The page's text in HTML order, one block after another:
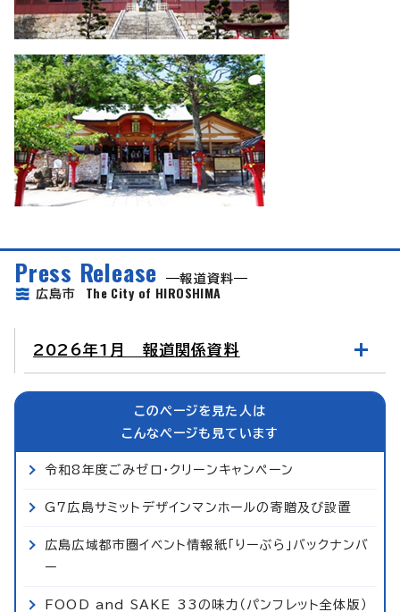
Press Release
報道資料
広島市 The City of HIROSHIMA
2026年1月 報道関係資料
このページを見た人は
こんなページも見ています
令和8年度ごみゼロ・クリーンキャンペーン
G7広島サミットデザインマンホールの寄贈及び設置
広島広域都市圏イベント情報紙「りーぶら」バックナンバ
ー
FOOD and SAKE 33の味力（パンフレット全体版）